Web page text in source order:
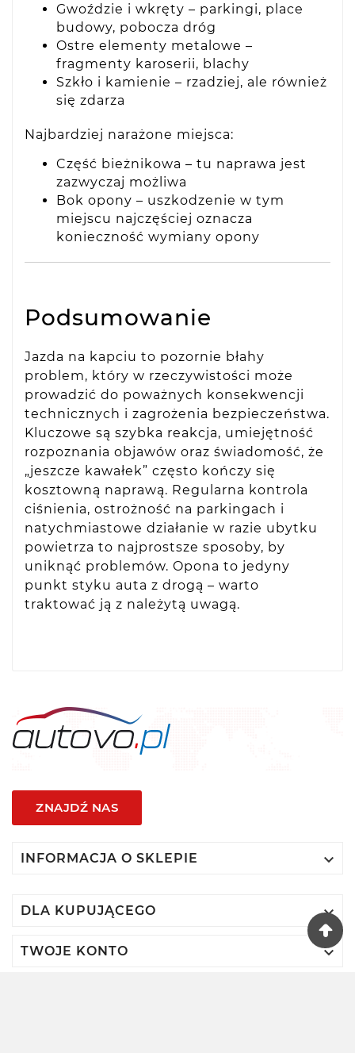
Gwoździe i wkręty – parkingi, place
budowy, pobocza dróg
Ostre elementy metalowe –
fragmenty karoserii, blachy
Szkło i kamienie – rzadziej, ale również
się zdarza
Najbardziej narażone miejsca:
Część bieżnikowa – tu naprawa jest
zazwyczaj możliwa
Bok opony – uszkodzenie w tym
miejscu najczęściej oznacza
konieczność wymiany opony
Podsumowanie
Jazda na kapciu to pozornie błahy
problem, który w rzeczywistości może
prowadzić do poważnych konsekwencji
technicznych i zagrożenia bezpieczeństwa.
Kluczowe są szybka reakcja, umiejętność
rozpoznania objawów oraz świadomość, że
„jeszcze kawałek” często kończy się
kosztowną naprawą. Regularna kontrola
ciśnienia, ostrożność na parkingach i
natychmiastowe działanie w razie ubytku
powietrza to najprostsze sposoby, by
uniknąć problemów. Opona to jedyny
punkt styku auta z drogą – warto
traktować ją z należytą uwagą.
ZNAJDŹ NAS
INFORMACJA O SKLEPIE 
DLA KUPUJĄCEGO 
TWOJE KONTO 